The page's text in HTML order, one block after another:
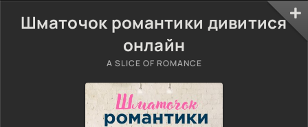
Шматочок романтики дивитися
онлайн
A SLICE OF ROMANCE